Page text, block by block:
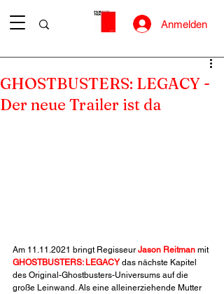
Anmelden
GHOSTBUSTERS: LEGACY -
Der neue Trailer ist da
Am 11.11.2021 bringt Regisseur Jason Reitman mit
GHOSTBUSTERS: LEGACY das nächste Kapitel
des Original-Ghostbusters-Universums auf die
große Leinwand. Als eine alleinerziehende Mutter